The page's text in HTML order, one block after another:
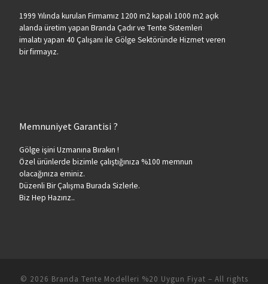
1999 Yılında kurulan Firmamız 1200 m2 kapalı 1000 m2 açık
alanda üretim yapan Branda Çadır ve Tente Sistemleri
imalatı yapan 40 Çalışanı ile Gölge Sektöründe Hizmet veren
bir firmayız.
Memnuniyet Garantisi ?
Gölge işini Uzmanına Bırakın !
Özel ürünlerde bizimle çalıştığınıza %100 memnun
olacağınıza eminiz.
Düzenli Bir Çalışma Burada Sizlerle.
Biz Hep Hazırız..
© 2026 Branda Tente Modelleri %20 Uygun Fiyat – All rights